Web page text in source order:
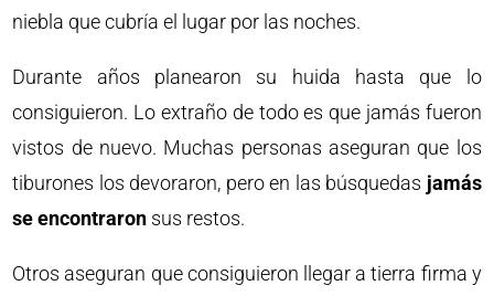
niebla que cubría el lugar por las noches.
Durante años planearon su huida hasta que lo
consiguieron. Lo extraño de todo es que jamás fueron
vistos de nuevo. Muchas personas aseguran que los
tiburones los devoraron, pero en las búsquedas jamás
se encontraron sus restos.
Otros aseguran que consiguieron llegar a tierra firma y